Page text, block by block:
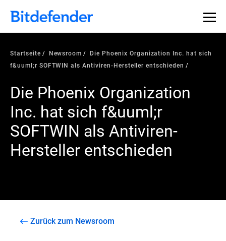
Startseite Newsroom
Die Phoenix Organization Inc. hat sich
f&uuml;r SOFTWIN als Antiviren-Hersteller entschieden
Die Phoenix Organization
Inc. hat sich f&uuml;r
SOFTWIN als Antiviren-
Hersteller entschieden
Zurück zum Newsroom